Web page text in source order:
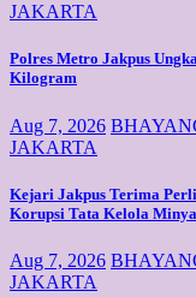
JAKARTA
Polres Metro Jakpus
Kilogram
Aug 7, 2026
JAKARTA
Kejari Jakpus Terima
Korupsi Tata Kelola
Aug 7, 2026
JAKARTA